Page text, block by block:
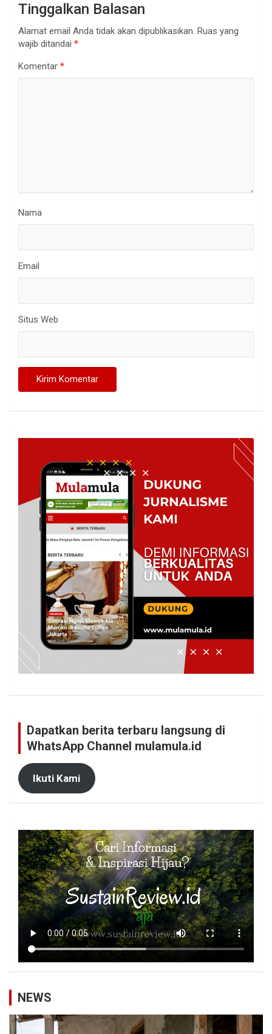
Tinggalkan Balasan
Alamat email Anda tidak akan dipublikasikan. Ruas yang
wajib ditandai *
Komentar *
Nama
Email
Situs Web
Dapatkan berita terbaru langsung di
WhatsApp Channel mulamula.id
Ikuti Kami
NEWS